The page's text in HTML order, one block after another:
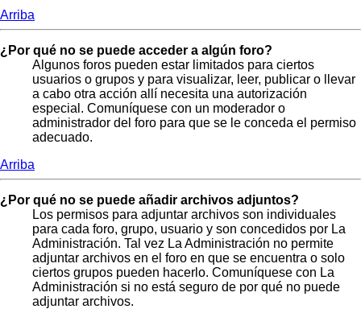
Arriba
¿Por qué no se puede acceder a algún foro?
Algunos foros pueden estar limitados para ciertos
usuarios o grupos y para visualizar, leer, publicar o llevar
a cabo otra acción allí necesita una autorización
especial. Comuníquese con un moderador o
administrador del foro para que se le conceda el permiso
adecuado.
Arriba
¿Por qué no se puede añadir archivos adjuntos?
Los permisos para adjuntar archivos son individuales
para cada foro, grupo, usuario y son concedidos por La
Administración. Tal vez La Administración no permite
adjuntar archivos en el foro en que se encuentra o solo
ciertos grupos pueden hacerlo. Comuníquese con La
Administración si no está seguro de por qué no puede
adjuntar archivos.